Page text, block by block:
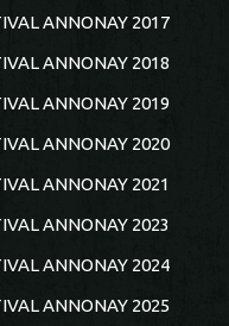
ANNONAY 2017
ANNONAY 2018
ANNONAY 2019
ANNONAY 2020
ANNONAY 2021
ANNONAY 2023
ANNONAY 2024
ANNONAY 2025